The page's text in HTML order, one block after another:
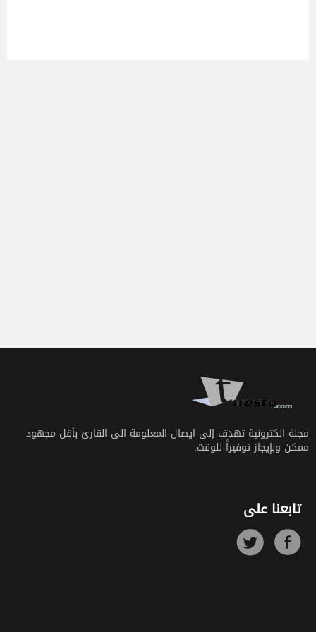
مجلة الكترونية تهدف إلى ايصال المعلومة الى القارئ بأقل مجهود
ممكن وبإيجاز توفيراً للوقت.
تابعنا على